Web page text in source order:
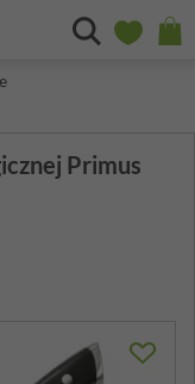
Primus